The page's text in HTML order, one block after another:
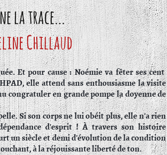
la trace...
Chillaud
Et pour cause : Noémie va fêter ses cent
elle attend sans enthousiasme la visite
congratuler en grande pompe la doyenne de
Si son corps ne lui obéit plus, elle n'a rien
d'esprit ! À travers son histoire
un siècle et demi d'évolution de la condition
à la réjouissante liberté de ton.